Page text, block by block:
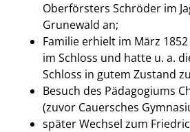
Oberförsters Schröder im
Grunewald an;
Familie erhielt im März
im Schloss und hatte u. a.
Schloss in gutem Zustand
Besuch des Pädagogiums
(zuvor Cauersches
später Wechsel zum